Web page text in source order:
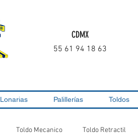
CDMX
55 61 94 18 63
Lonarias Palillerías Toldos
Toldo Mecanico Toldo Retractil